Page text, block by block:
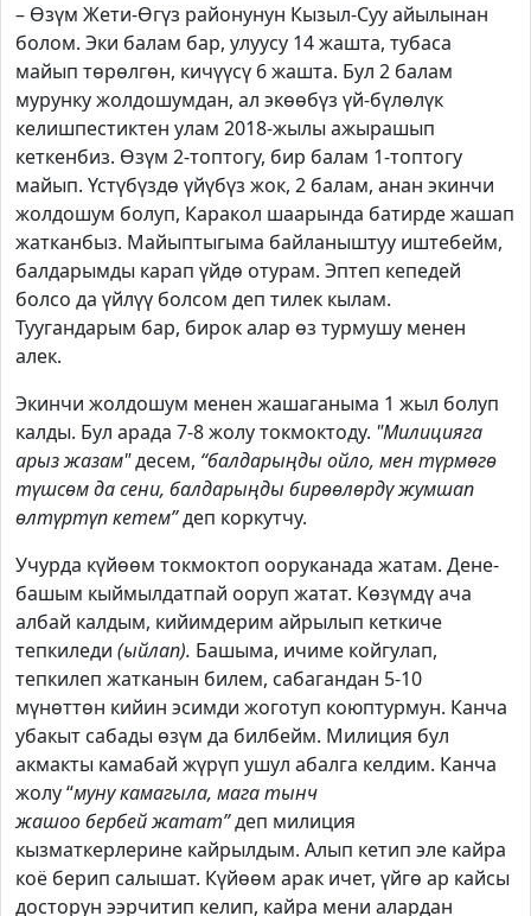
– Өзүм Жети-Өгүз районунун Кызыл-Суу айылынан
болом. Эки балам бар, улуусу 14 жашта, тубаса
майып төрөлгөн, кичүүсү 6 жашта. Бул 2 балам
мурунку жолдошумдан, ал экөөбүз үй-бүлөлүк
келишпестиктен улам 2018-жылы ажырашып
кеткенбиз. Өзүм 2-топтогу, бир балам 1-топтогу
майып. Үстүбүздө үйүбүз жок, 2 балам, анан экинчи
жолдошум болуп, Каракол шаарында батирде жашап
жатканбыз. Майыптыгыма байланыштуу иштебейм,
балдарымды карап үйдө отурам. Эптеп кепедей
болсо да үйлүү болсом деп тилек кылам.
Туугандарым бар, бирок алар өз турмушу менен
алек.
Экинчи жолдошум менен жашаганыма 1 жыл болуп
калды. Бул арада 7-8 жолу токмоктоду. "Милицияга
арыз жазам"десем, “балдарыңды ойло, мен түрмөгө
түшсөм да сени, балдарыңды бирөөлөрдү жумшап
өлтүртүп кетем”деп коркутчу.
Учурда күйөөм токмоктоп ооруканада жатам. Дене-
башым кыймылдатпай ооруп жатат. Көзүмдү ача
албай калдым, кийимдерим айрылып кеткиче
тепкиледи (ыйлап). Башыма, ичиме койгулап,
тепкилеп жатканын билем, сабагандан 5-10
мүнөттөн кийин эсимди жоготуп коюптурмун. Канча
убакыт сабады өзүм да билбейм. Милиция бул
акмакты камабай жүрүп ушул абалга келдим. Канча
жолу “муну камагыла, мага тынч
жашоо бербей жатат”деп милиция
кызматкерлерине кайрылдым. Алып кетип эле кайра
коё берип салышат. Күйөөм арак ичет, үйгө ар кайсы
досторун ээрчитип келип, кайра мени алардан